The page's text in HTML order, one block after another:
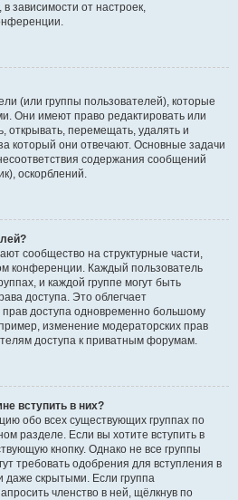
зависимости от настроек,
(или группы пользователей), которые
Они имеют право редактировать или
открывать, перемещать, удалять и
который они отвечают. Основные задачи
содержания сообщений
оскорблений.
сообщество на структурные части,
конференции. Каждый пользователь
и каждой группе могут быть
доступа. Это облегчает
доступа одновременно большому
изменение модераторских прав
доступа к приватным форумам.
вступить в них?
обо всех существующих группах по
разделе. Если вы хотите вступить в
кнопку. Однако не все группы
требовать одобрения для вступления в
даже скрытыми. Если группа
членство в ней, щёлкнув по